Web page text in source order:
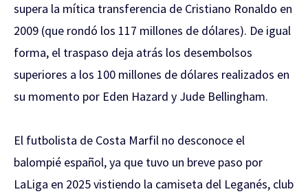
supera la mítica transferencia de Cristiano Ronaldo en
2009 (que rondó los 117 millones de dólares). De igual
forma, el traspaso deja atrás los desembolsos
superiores a los 100 millones de dólares realizados en
su momento por Eden Hazard y Jude Bellingham.
El futbolista de Costa Marfil no desconoce el
balompié español, ya que tuvo un breve paso por
LaLiga en 2025 vistiendo la camiseta del Leganés, club